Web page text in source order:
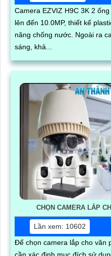
Camera EZVIZ H9C 3K 2
lên đến 10.0MP, thiết kế
năng chống nước. Ngoài ra camera còn sở hữu đèn LED trợ
sáng, khả...
CHỌN CAMERA LẮP
Lần xem: 10602
Để chọn camera lắp cho văn